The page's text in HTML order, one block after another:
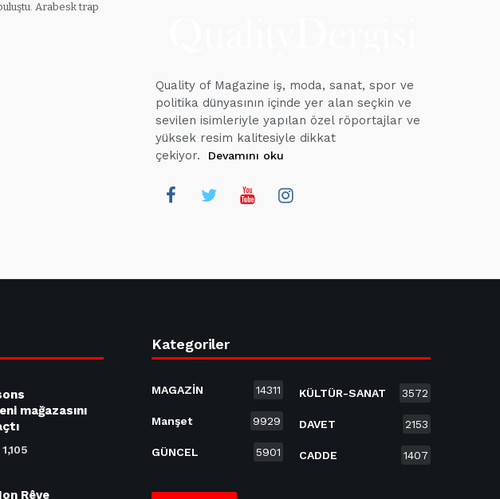
Arabesk trap
Quality of Magazine iş, moda, sanat, spor ve
politika dünyasının içinde yer alan seçkin ve
sevilen isimleriyle yapılan özel röportajlar ve
yüksek resim kalitesiyle dikkat
çekiyor.
Devamını oku
mağazasını
1,105
Rêve
Kategoriler
MAGAZİN 14311
Manşet 9929
GÜNCEL 5901
KÜLTÜR-SANAT 3572
DAVET 2153
CADDE 1407